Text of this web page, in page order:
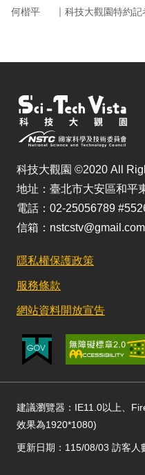
何楷平 ｜ 科技大觀園特約記
科技大觀園 ©2020 All
地址：臺北市大安區和平
電話：02-25056789
信箱：nstcstv@gmail.com
隱私權保護政策
服務條款
網站資料開放宣告
建議瀏覽器：IE11.0以上、
效果為1920*1080)
更新日期：115/08/03 訪客人